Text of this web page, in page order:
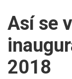
Así se
2018